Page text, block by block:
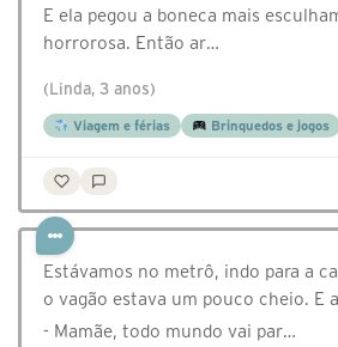
E ela pegou a boneca mais
horrorosa. Então ar…
(Linda, 3 anos)
Viagem e férias Brinquedos e jogos
Estávamos no metrô, indo para a
o vagão estava um pouco cheio. E
- Mamãe, todo mundo vai par…